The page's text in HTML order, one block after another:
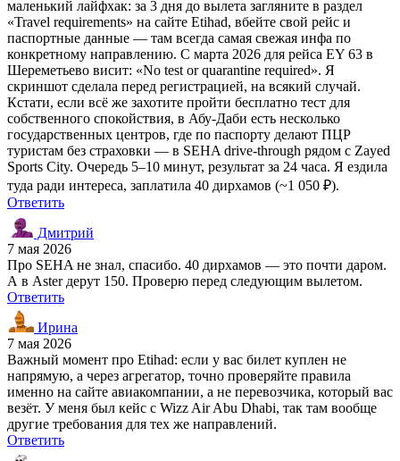
маленький лайфхак: за 3 дня до вылета загляните в раздел
«Travel requirements» на сайте Etihad, вбейте свой рейс и
паспортные данные — там всегда самая свежая инфа по
конкретному направлению. С марта 2026 для рейса EY 63 в
Шереметьево висит: «No test or quarantine required». Я
скриншот сделала перед регистрацией, на всякий случай.
Кстати, если всё же захотите пройти бесплатно тест для
собственного спокойствия, в Абу-Даби есть несколько
государственных центров, где по паспорту делают ПЦР
туристам без страховки — в SEHA drive-through рядом с Zayed
Sports City. Очередь 5–10 минут, результат за 24 часа. Я ездила
туда ради интереса, заплатила 40 дирхамов (~1 050 ₽).
Ответить
Дмитрий
7 мая 2026
Про SEHA не знал, спасибо. 40 дирхамов — это почти даром.
А в Aster дерут 150. Проверю перед следующим вылетом.
Ответить
Ирина
7 мая 2026
Важный момент про Etihad: если у вас билет куплен не
напрямую, а через агрегатор, точно проверяйте правила
именно на сайте авиакомпании, а не перевозчика, который вас
везёт. У меня был кейс с Wizz Air Abu Dhabi, так там вообще
другие требования для тех же направлений.
Ответить